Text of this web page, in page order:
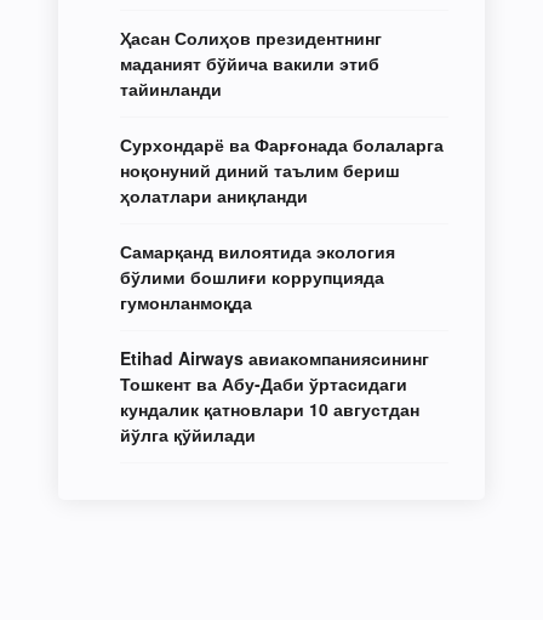
Ҳасан Солиҳов президентнинг
маданият бўйича вакили этиб
тайинланди
Сурхондарё ва Фарғонада болаларга
ноқонуний диний таълим бериш
ҳолатлари аниқланди
Самарқанд вилоятида экология
бўлими бошлиғи коррупцияда
гумонланмоқда
Etihad Airways авиакомпаниясининг
Тошкент ва Абу-Даби ўртасидаги
кундалик қатновлари 10 августдан
йўлга қўйилади